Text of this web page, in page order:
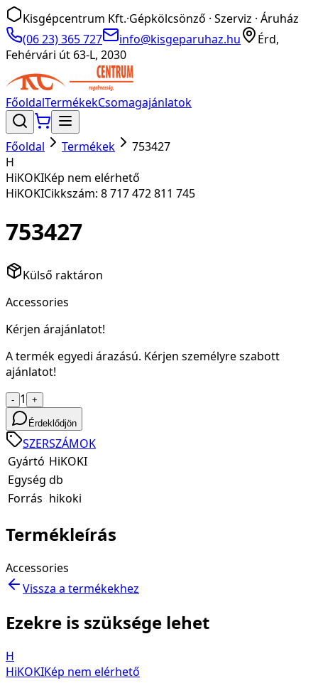
Kisgépcentrum Kft.·Gépkölcsönző · Szerviz · Áruház
(06 23) 365 727
info@kisgeparuhaz.hu
Érd,
Fehérvári út 63-L, 2030
FőoldalTermékekCsomagajánlatok
Főoldal Termékek
753427
H
HiKOKIKép nem elérhető
HiKOKICikkszám: 8 717 472 811 745
753427
Külső raktáron
Accessories
Kérjen árajánlatot!
A termék egyedi árazású. Kérjen személyre szabott
ajánlatot!
- 1 +
Érdeklődjön
SZERSZÁMOK
Gyártó HiKOKI
Egység db
Forrás hikoki
Termékleírás
Accessories
Vissza a termékekhez
Ezekre is szüksége lehet
H
HiKOKIKép nem elérhető